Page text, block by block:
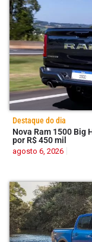
Destaque do dia
Nova Ram 1500 Big
por R$ 450 mil
agosto 6, 2026